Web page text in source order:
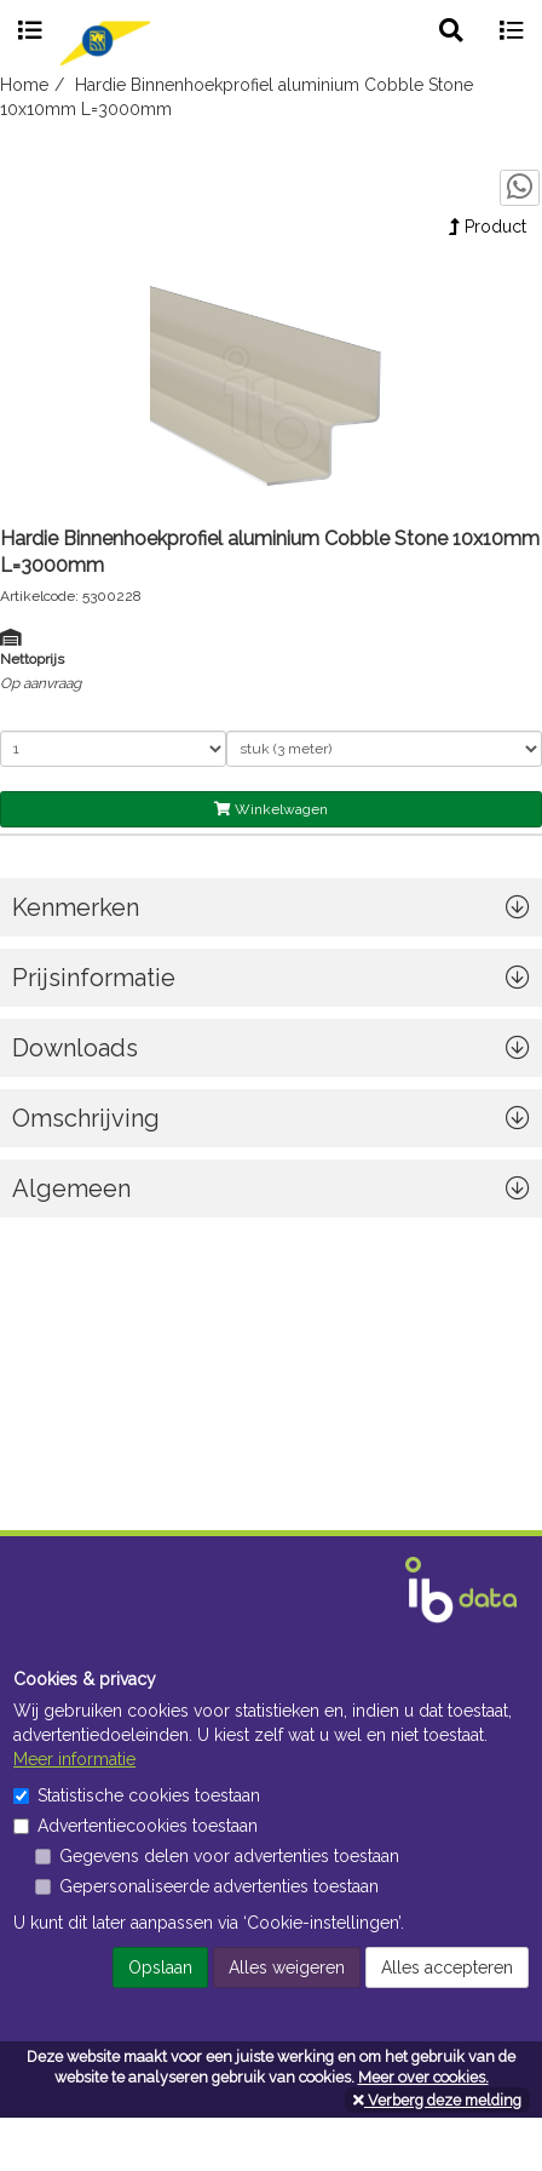
Deze website maakt voor een juiste werking en om het gebruik van de
website te analyseren gebruik van cookies. Meer over cookies.
Verberg deze melding
Skip
to
search
Home
Hardie Binnenhoekprofiel aluminium Cobble Stone
10x10mm L=3000mm
Product
Hardie Binnenhoekprofiel aluminium Cobble Stone 10x10mm
L=3000mm
Artikelcode: 5300228
Nettoprijs
Op aanvraag
Winkelwagen
Kenmerken
Prijsinformatie
Downloads
Omschrijving
Algemeen
Openingstijden Kantoor
Openingstijden Magazijn
Navigatie
Algemene voorwaarden
Privacy
Cookies & privacy
Wij gebruiken cookies voor statistieken en, indien u dat toestaat,
advertentiedoeleinden. U kiest zelf wat u wel en niet toestaat.
Meer informatie
Statistische cookies toestaan
Advertentiecookies toestaan
Gegevens delen voor advertenties toestaan
Gepersonaliseerde advertenties toestaan
U kunt dit later aanpassen via ‘Cookie-instellingen’.
Opslaan Alles weigeren Alles accepteren